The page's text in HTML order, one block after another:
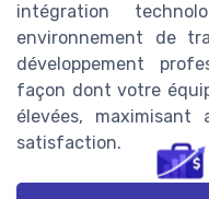
intégration
environnement de
développement
façon dont votre
élevées,
satisfaction.